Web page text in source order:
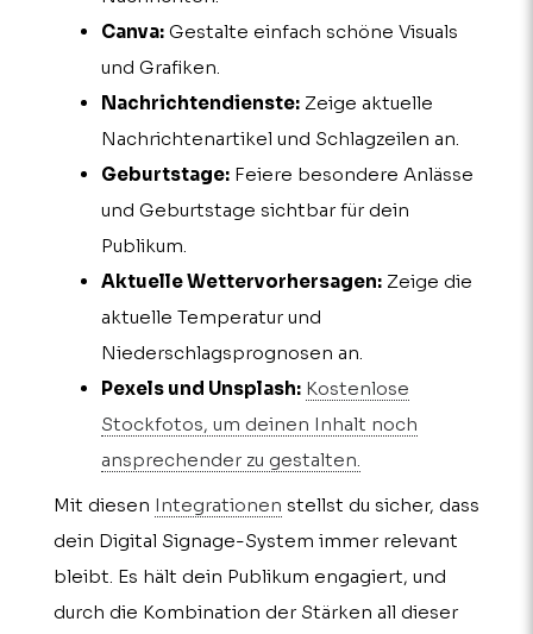
Canva:Gestalte einfach schöne Visuals
und Grafiken.
Nachrichtendienste:Zeige aktuelle
Nachrichtenartikel und Schlagzeilen an.
Geburtstage:Feiere besondere Anlässe
und Geburtstage sichtbar für dein
Publikum.
Aktuelle Wettervorhersagen:Zeige die
aktuelle Temperatur und
Niederschlagsprognosen an.
Pexels und Unsplash: Kostenlose
Stockfotos, um deinen Inhalt noch
ansprechender zu gestalten.
Mit diesen Integrationen stellst du sicher, dass
dein Digital Signage-System immer relevant
bleibt. Es hält dein Publikum engagiert, und
durch die Kombination der Stärken all dieser